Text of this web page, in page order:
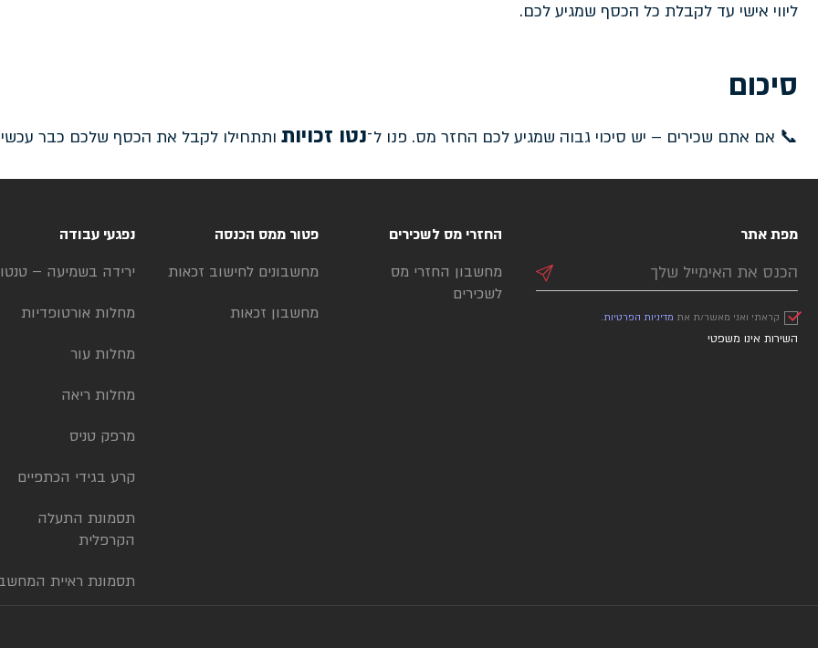
ליווי אישי עד לקבלת כל הכסף שמגיע לכם.
סיכום
📞 אם אתם שכירים – יש סיכוי גבוה שמגיע לכם החזר מס. פנו ל־נטו זכויות ותתחילו לקבל את הכסף שלכם כבר
מפת אתר
קראתי ואני מאשר/ת את מדיניות הפרטיות.
השירות אינו משפטי
החזרי מס לשכירים
מחשבון החזרי מס
לשכירים
פטור ממס הכנסה
מחשבונים לחישוב זכאות
מחשבון זכאות
נפגעי עבודה
ירידה בשמיעה –
מחלות אורטופדיות
מחלות עור
מחלות ריאה
מרפק טניס
קרע בגידי הכתפיים
תסמונת התעלה
הקרפלית
תסמונת ראיית